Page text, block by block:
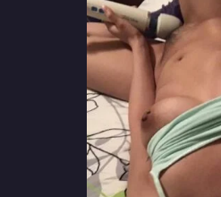
נוחתת
בחיפה